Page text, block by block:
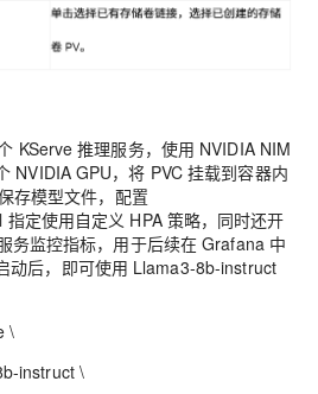
KServe 推理服务，使用 NVIDIA NIM
NVIDIA GPU，将 PVC 挂载到容器内
存模型文件，配置
定使用自定义 HPA 策略，同时还开
务监控指标，用于后续在 Grafana 中
动后，即可使用 Llama3-8b-instruct
\
instruct \